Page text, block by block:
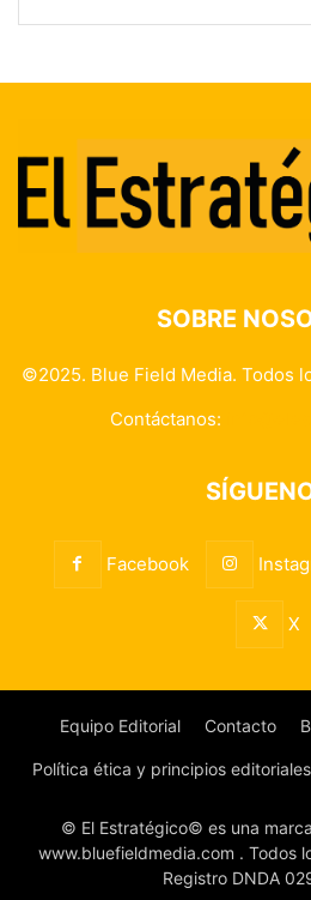
SOBRE
©2025. Blue Field Media. Todos
Contáctanos:
Facebook
X
Equipo Editorial Contacto
Política ética y principios editoriales
© El Estratégico© es una
www.bluefieldmedia.com . Todos
Registro DNDA